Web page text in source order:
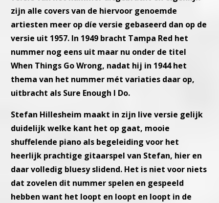
zijn alle covers van de hiervoor genoemde
artiesten meer op díe versie gebaseerd dan op de
versie uit 1957. In 1949 bracht Tampa Red het
nummer nog eens uit maar nu onder de titel
When Things Go Wrong, nadat hij in 1944 het
thema van het nummer mét variaties daar op,
uitbracht als Sure Enough I Do.
Stefan Hillesheim maakt in zijn live versie gelijk
duidelijk welke kant het op gaat, mooie
shuffelende piano als begeleiding voor het
heerlijk prachtige gitaarspel van Stefan, hier en
daar volledig bluesy slidend. Het is niet voor niets
dat zovelen dit nummer spelen en gespeeld
hebben want het loopt en loopt en loopt in de